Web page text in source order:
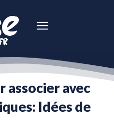
associer avec
Idées de